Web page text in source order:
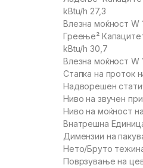
kBtu/h 27,3
Влезна моќност W
Греење²
kBtu/h 30,7
Влезна моќност W
Стапка на проток
Надворешен
Ниво на звучен
Ниво на моќност
Внатрешна
Димензии на
Нето/Бруто
Поврзување на